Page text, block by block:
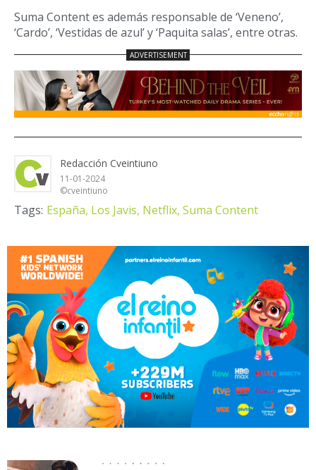
Suma Content es además responsable de ‘Veneno’,
‘Cardo’, ‘Vestidas de azul’ y ‘Paquita salas’, entre otras.
Redacción Cveintiuno
11-01-2024
©cveintiuno
Tags: España, Los Javis, Netflix, Suma Content